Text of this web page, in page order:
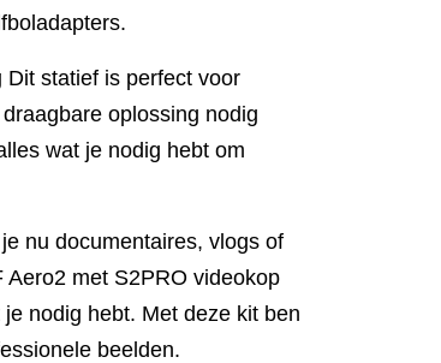
Dit statief is perfect voor
oplossing nodig
wat je nodig hebt om
nu documentaires, vlogs of
met S2PRO videokop
nodig hebt. Met deze kit ben
beelden.